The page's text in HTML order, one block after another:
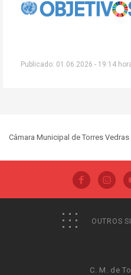
Publicado: 01.06.2026 - 19:14
Câmara Municipal de Torres Vedras
OUTROS
C. M. de